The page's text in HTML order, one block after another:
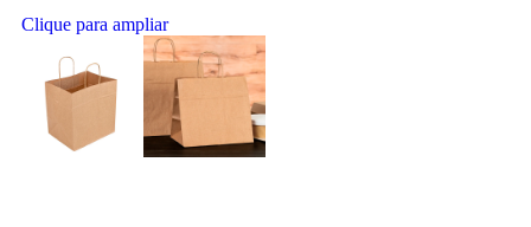
Clique para ampliar